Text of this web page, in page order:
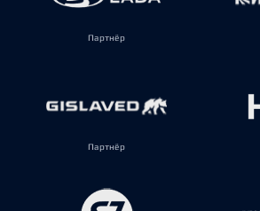
Партнёр
Партнёр